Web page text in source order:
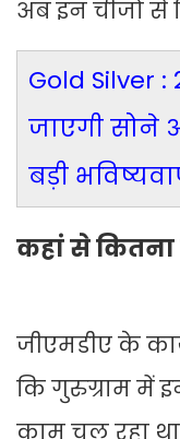
अब इन चीजों से
Gold Silver
जाएगी सोने
बड़ी
कहां से
जीएमडीए के
कि गुरुग्राम में
काम चल रहा